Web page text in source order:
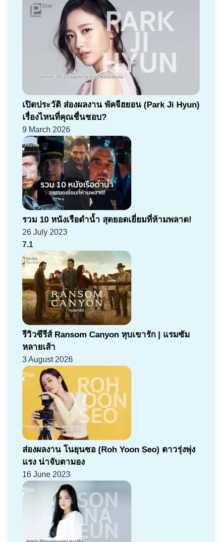
เปิดประวัติ ส่องผลงาน พัคจีฮยอน (Park Ji Hyun)
เรื่องไหนที่คุณชื่นชอบ?
9 March 2026
รวม 10 หนังเรือดำน้ำ สุดยอดเยี่ยมที่ห้ามพลาด!
26 July 2023
7.1
รีวิวซีรีส์ Ransom Canyon หุบเขารัก | แรมซัม
หลายเส้า
3 August 2026
ส่องผลงาน โนยุนซอ (Roh Yoon Seo) ดาวรุ่งพุ่ง
แรง น่าจับตามอง
16 June 2023